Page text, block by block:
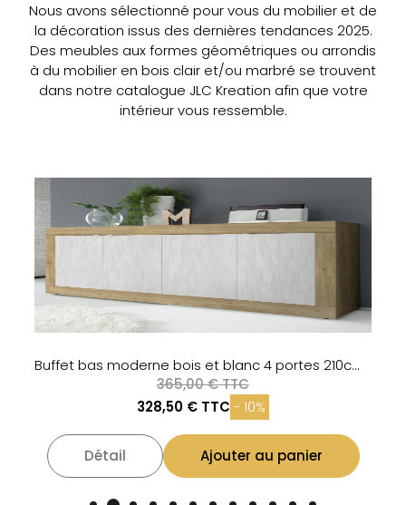
Nous avons sélectionné pour vous du mobilier et de
la décoration issus des dernières tendances 2025.
Des meubles aux formes géométriques ou arrondis
à du mobilier en bois clair et/ou marbré se trouvent
dans notre catalogue JLC Kreation afin que votre
intérieur vous ressemble.
Buffet bas moderne bois et blanc 4 portes 210cm CALIA 2
365,00 € TTC
328,50 € TTC - 10%
Détail Ajouter au panier